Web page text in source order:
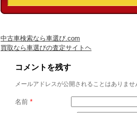
中古車検索なら車選び.com
買取なら車選びの査定サイトヘ
コメントを残す
メールアドレスが公開されることはありませ
名前 *